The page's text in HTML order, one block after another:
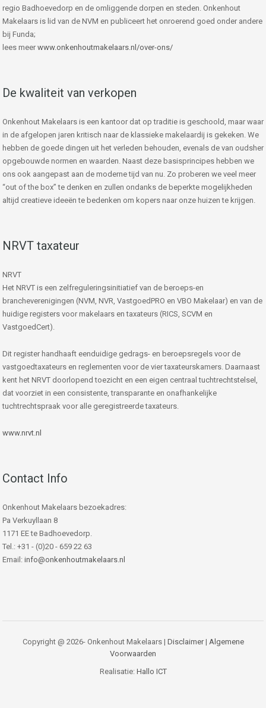
regio Badhoevedorp en de omliggende dorpen en steden. Onkenhout
Makelaars is lid van de NVM en publiceert het onroerend goed onder andere
bij Funda;
lees meer www.onkenhoutmakelaars.nl/over-ons/
De kwaliteit van verkopen
Onkenhout Makelaars is een kantoor dat op traditie is geschoold, maar waar
in de afgelopen jaren kritisch naar de klassieke makelaardij is gekeken. We
hebben de goede dingen uit het verleden behouden, evenals de van oudsher
opgebouwde normen en waarden. Naast deze basisprincipes hebben we
ons ook aangepast aan de moderne tijd van nu. Zo proberen we veel meer
“out of the box” te denken en zullen ondanks de beperkte mogelijkheden
altijd creatieve ideeën te bedenken om kopers naar onze huizen te krijgen.
NRVT taxateur
NRVT
Het NRVT is een zelfreguleringsinitiatief van de beroeps-en
brancheverenigingen (NVM, NVR, VastgoedPRO en VBO Makelaar) en van de
huidige registers voor makelaars en taxateurs (RICS, SCVM en
VastgoedCert).
Dit register handhaaft eenduidige gedrags- en beroepsregels voor de
vastgoedtaxateurs en reglementen voor de vier taxateurskamers. Daarnaast
kent het NRVT doorlopend toezicht en een eigen centraal tuchtrechtstelsel,
dat voorziet in een consistente, transparante en onafhankelijke
tuchtrechtspraak voor alle geregistreerde taxateurs.
www.nrvt.nl
Contact Info
Onkenhout Makelaars bezoekadres:
Pa Verkuyllaan 8
1171 EE te Badhoevedorp.
Tel.: +31 - (0)20 - 659 22 63
Email: info@onkenhoutmakelaars.nl
Copyright @ 2026- Onkenhout Makelaars | Disclaimer| Algemene
Voorwaarden
Realisatie: Hallo ICT